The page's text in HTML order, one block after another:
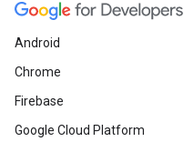
Android
Chrome
Firebase
Google Cloud Platform